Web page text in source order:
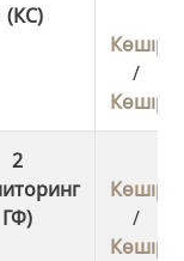
(КС)
Көшіру
/
Көшіру
2
ГФ)
Көшіру
/
Көшіру